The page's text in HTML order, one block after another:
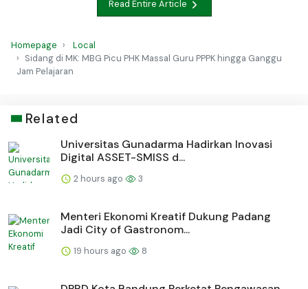
Read Entire Article
Homepage
Local
Sidang di MK: MBG Picu PHK Massal Guru PPPK hingga Ganggu
Jam Pelajaran
Related
Universitas Gunadarma Hadirkan Inovasi
Digital ASSET-SMISS d...
2 hours ago 3
Menteri Ekonomi Kreatif Dukung Padang
Jadi City of Gastronom...
19 hours ago 8